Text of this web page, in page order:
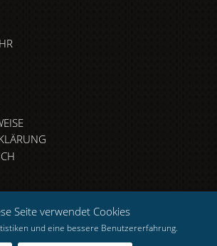
Seite verwendet Cookies
und eine bessere Benutzererfahrung.